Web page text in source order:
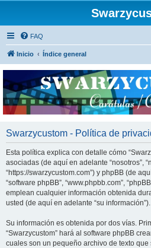
FAQ
Inicio Índice general
Swarzycustom - Política de
Esta política explica con detalle cómo
asociadas (de aquí en adelante “nosotros”,
“https://swarzycustom.com”) y phpBB (de
“software phpBB”, “www.phpbb.com”,
emplean cualquier información obtenida
usted (de aquí en adelante “su información”).
Su información es obtenida por dos vías.
“Swarzycustom” hará al software phpBB
cuales son un pequeño archivo de texto